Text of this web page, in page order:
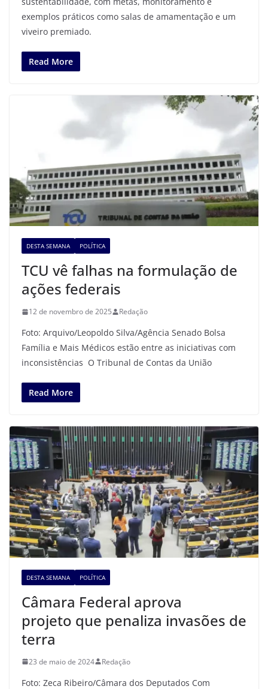
exemplos práticos como salas de amamentação e um
viveiro premiado.
Read More
DESTA SEMANA POLÍTICA
TCU vê falhas na formulação de
ações federais
12 de novembro de 2025 Redação
Foto: Arquivo/Leopoldo Silva/Agência Senado Bolsa
Família e Mais Médicos estão entre as iniciativas com
inconsistências O Tribunal de Contas da União
Read More
DESTA SEMANA POLÍTICA
Câmara Federal aprova
projeto que penaliza invasões de
terra
23 de maio de 2024 Redação
Foto: Zeca Ribeiro/Câmara dos Deputados Com